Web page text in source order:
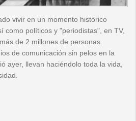
vivir en un momento histórico
como políticos y "periodistas", en TV,
de 2 millones de personas.
de comunicación sin pelos en la
ayer, llevan haciéndolo toda la vida,